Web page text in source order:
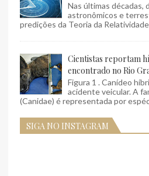
Nas últimas décadas,
astronômicos e
predições da Teoria da Relatividade
Cientistas reportam
encontrado no Rio
Figura 1 . Canídeo
acidente veicular. A
(Canidae) é representada por
SIGA NO INSTAGRAM